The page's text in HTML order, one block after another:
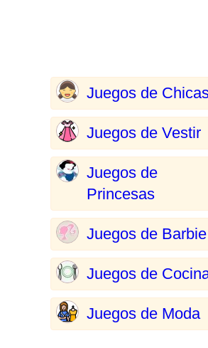
Juegos de
Juegos de Vestir
Juegos de
Princesas
Juegos de Barbie
Juegos de
Juegos de Moda